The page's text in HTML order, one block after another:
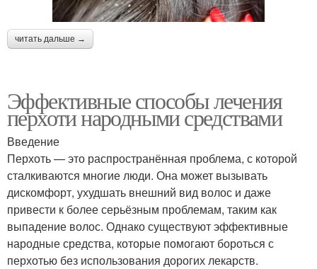
читать дальше →
Эффективные способы лечения
перхоти народными средствами
Введение
Перхоть — это распространённая проблема, с которой
сталкиваются многие люди. Она может вызывать
дискомфорт, ухудшать внешний вид волос и даже
привести к более серьёзным проблемам, таким как
выпадение волос. Однако существуют эффективные
народные средства, которые помогают бороться с
перхотью без использования дорогих лекарств.